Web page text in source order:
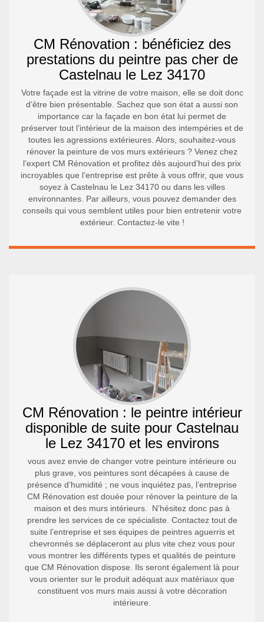
CM Rénovation : bénéficiez des
prestations du peintre pas cher de
Castelnau le Lez 34170
Votre façade est la vitrine de votre maison, elle se doit donc
d’être bien présentable. Sachez que son état a aussi son
importance car la façade en bon état lui permet de
préserver tout l’intérieur de la maison des intempéries et de
toutes les agressions extérieures. Alors, souhaitez-vous
rénover la peinture de vos murs extérieurs ? Venez chez
l’expert CM Rénovation et profitez dès aujourd’hui des prix
incroyables que l’entreprise est prête à vous offrir, que vous
soyez à Castelnau le Lez 34170 ou dans les villes
environnantes. Par ailleurs, vous pouvez demander des
conseils qui vous semblent utiles pour bien entretenir votre
extérieur. Contactez-le vite !
CM Rénovation : le peintre intérieur
disponible de suite pour Castelnau
le Lez 34170 et les environs
vous avez envie de changer votre peinture intérieure ou
plus grave, vos peintures sont décapées à cause de
présence d’humidité ; ne vous inquiétez pas, l’entreprise
CM Rénovation est douée pour rénover la peinture de la
maison et des murs intérieurs. N’hésitez donc pas à
prendre les services de ce spécialiste. Contactez tout de
suite l’entreprise et ses équipes de peintres aguerris et
chevronnés se déplaceront au plus vite chez vous pour
vous montrer les différents types et qualités de peinture
que CM Rénovation dispose. Ils seront également là pour
vous orienter sur le produit adéquat aux matériaux que
constituent vos murs mais aussi à votre décoration
intérieure.